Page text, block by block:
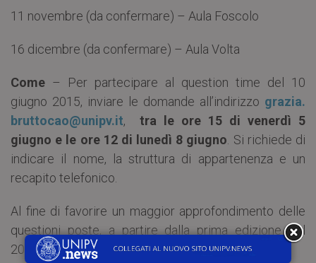
11 novembre (da confermare) – Aula Foscolo
16 dicembre (da confermare) – Aula Volta
Come – Per partecipare al question time del 10
giugno 2015, inviare le domande all’indirizzo grazia.
bruttocao@unipv.it, tra le ore 15 di venerdì 5
giugno e le ore 12 di lunedì 8 giugno . Si richiede di
indicare il nome, la struttura di appartenenza e un
recapito telefonico.
Al fine di favorire un maggior approfondimento delle
questioni poste, a partire dalla prima edizione del
2015, ilquestion timesarà così suddiviso: